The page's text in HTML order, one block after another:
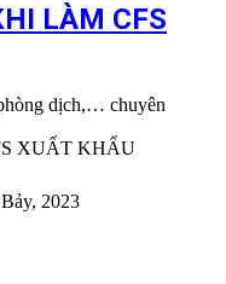
LÀM CFS
dịch,… chuyên
XUẤT KHẨU
2023